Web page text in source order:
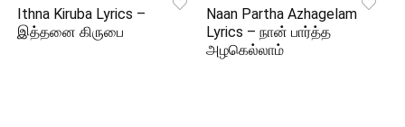
Ithna Kiruba Lyrics –
இத்தனை கிருபை
Naan Partha Azhagelam
Lyrics – நான் பார்த்த
அழகெல்லாம்